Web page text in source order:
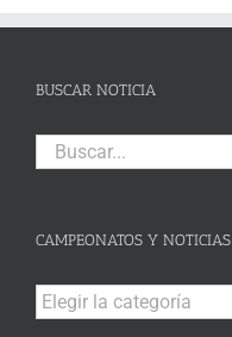
BUSCAR NOTICIA
Buscar:
CAMPEONATOS Y NOTICIAS
Campeonatos
y